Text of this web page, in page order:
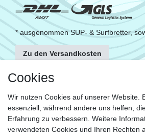
* ausgenommen SUP- & Surfbretter,
Zu den Versandkosten
FOLGE UNS
KONTAKT
Fragen?
Cookies
Wir nutzen Cookies auf unserer Website.
essenziell, während andere uns helfen,
Erfahrung zu verbessern. Weitere
verwendeten Cookies und Ihren Rechten